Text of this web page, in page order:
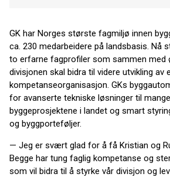
GK har Norges største fagmiljø innen
ca. 230 medarbeidere på landsbasis. Nå
to erfarne fagprofiler som sammen med
divisjonen skal bidra til videre utvikling av
kompetanseorganisasjon. GKs
for avanserte tekniske løsninger til
byggeprosjektene i landet og smart
og byggporteføljer.
— Jeg er svært glad for å få Kristian og
Begge har tung faglig kompetanse og
som vil bidra til å styrke vår divisjon og